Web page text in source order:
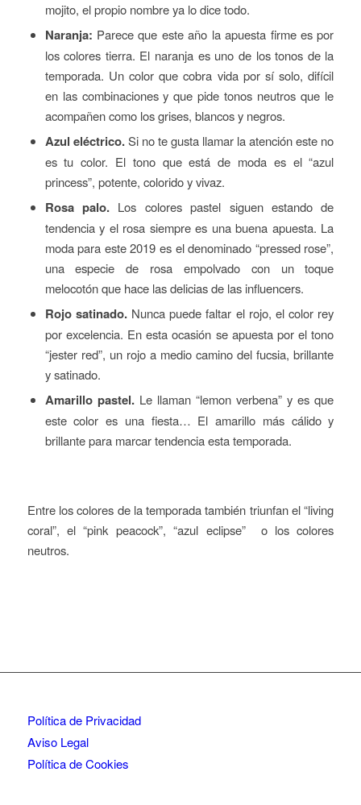
mojito, el propio nombre ya lo dice todo.
Naranja: Parece que este año la apuesta firme es por
los colores tierra. El naranja es uno de los tonos de la
temporada. Un color que cobra vida por sí solo, difícil
en las combinaciones y que pide tonos neutros que le
acompañen como los grises, blancos y negros.
Azul eléctrico.Si no te gusta llamar la atención este no
es tu color. El tono que está de moda es el “azul
princess”, potente, colorido y vivaz.
Rosa palo.Los colores pastel siguen estando de
tendencia y el rosa siempre es una buena apuesta. La
moda para este 2019 es el denominado “pressed rose”,
una especie de rosa empolvado con un toque
melocotón que hace las delicias de las influencers.
Rojo satinado.Nunca puede faltar el rojo, el color rey
por excelencia. En esta ocasión se apuesta por el tono
“jester red”, un rojo a medio camino del fucsia, brillante
y satinado.
Amarillo pastel.Le llaman “lemon verbena” y es que
este color es una fiesta… El amarillo más cálido y
brillante para marcar tendencia esta temporada.
Entre los colores de la temporada también triunfan el “living
coral”, el “pink peacock”, “azul eclipse” o los colores
neutros.
Política de Privacidad
Aviso Legal
Política de Cookies